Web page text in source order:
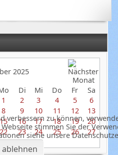
2025
Di Mi Do Fr
Sa
1
2 3 4 5
6
8 9 10 11 12
13
15 16 17 18 19
20
22 23 24 25 26
27
29 30 31
verbessern zu können,
stimmen Sie der
siehe unsere
ablehnen